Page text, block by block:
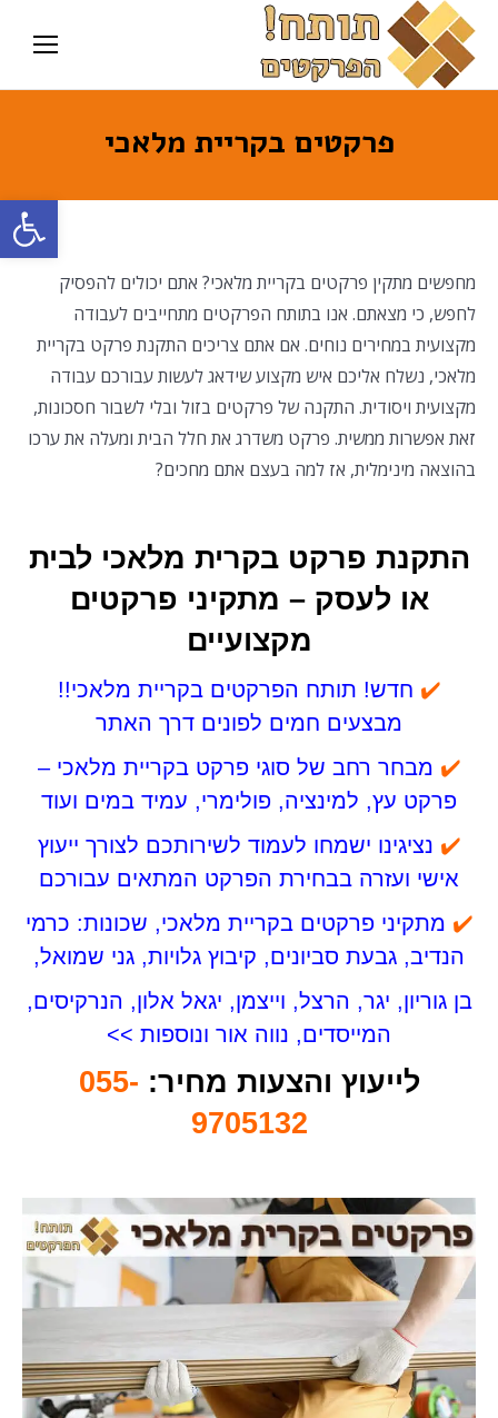
פתח
פרקטים בקריית מלאכי
מחפשים מתקין פרקטים בקריית מלאכי? אתם יכולים להפסיק
לחפש, כי מצאתם. אנו בתותח הפרקטים מתחייבים לעבודה
מקצועית במחירים נוחים. אם אתם צריכים התקנת פרקט בקריית
מלאכי, נשלח אליכם איש מקצוע שידאג לעשות עבורכם עבודה
מקצועית ויסודית. התקנה של פרקטים בזול ובלי לשבור חסכונות,
זאת אפשרות ממשית. פרקט משדרג את חלל הבית ומעלה את ערכו
בהוצאה מינימלית, אז למה בעצם אתם מחכים?
התקנת פרקט בקרית מלאכי לבית
או לעסק – מתקיני פרקטים
מקצועיים
✔️ חדש! תותח הפרקטים בקריית מלאכי!!
מבצעים חמים לפונים דרך האתר
✔️ מבחר רחב של סוגי פרקט בקריית מלאכי –
פרקט עץ, למינציה, פולימרי, עמיד במים ועוד
✔️ נציגינו ישמחו לעמוד לשירותכם לצורך ייעוץ
אישי ועזרה בבחירת הפרקט המתאים עבורכם
✔️ מתקיני פרקטים בקריית מלאכי, שכונות: כרמי
הנדיב, גבעת סביונים, קיבוץ גלויות, גני שמואל,
בן גוריון, יגר, הרצל, וייצמן, יגאל אלון, הנרקיסים,
המייסדים, נווה אור ונוספות >>
לייעוץ והצעות מחיר: 055-
9705132